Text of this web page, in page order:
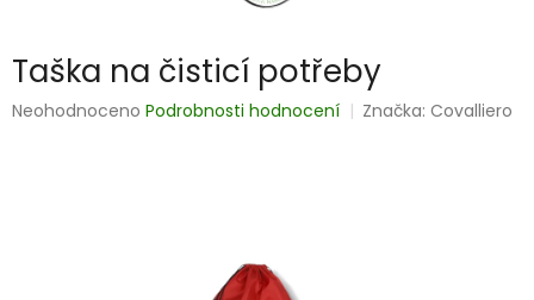
Taška na čisticí potřeby
Průměrné
Neohodnoceno Podrobnosti hodnocení Značka:Covalliero